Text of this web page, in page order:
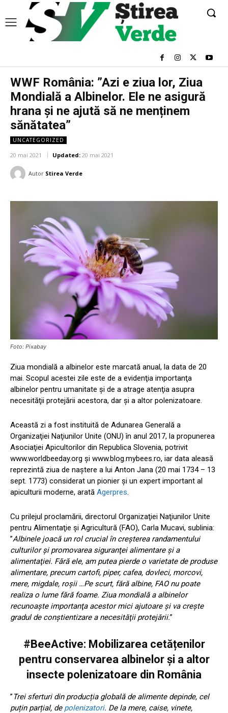
WWF România: ”Azi e ziua lor, Ziua
Mondială a Albinelor. Ele ne asigură
hrana și ne ajută să ne menținem
sănătatea”
UNCATEGORIZED
20 mai 2021 Updated: 20 mai 2021
Autor Stirea Verde
Foto: Pixabay
Ziua mondială a albinelor este marcată anual, la data de 20
mai. Scopul acestei zile este de a evidenţia importanţa
albinelor pentru umanitate şi de a atrage atenţia asupra
necesităţii protejării acestora, dar şi a altor polenizatoare.
Această zi a fost instituită de Adunarea Generală a
Organizaţiei Naţiunilor Unite (ONU) în anul 2017, la propunerea
Asociaţiei Apicultorilor din Republica Slovenia, potrivit
www.worldbeeday.org şi www.blog.mybees.ro, iar data aleasă
reprezintă ziua de naştere a lui Anton Jana (20 mai 1734 – 13
sept. 1773) considerat un pionier şi un expert important al
apiculturii moderne, arată Agerpres.
Cu prilejul proclamării, directorul Organizaţiei Naţiunilor Unite
pentru Alimentaţie şi Agricultură (FAO), Carla Mucavi, sublinia:
”Albinele joacă un rol crucial în creşterea randamentului
culturilor şi promovarea siguranţei alimentare şi a
alimentaţiei. Fără ele, am putea pierde o varietate de produse
alimentare, precum cartofi, piper, cafea, dovleci, morcovi,
mere, migdale, roşii …Pe scurt, fără albine, FAO nu poate
realiza o lume fără foame. Ziua mondială a albinelor
recunoaşte importanţa acestor mici ajutoare şi va creşte
gradul de conştientizare a necesităţii protejării.”
#BeeActive: Mobilizarea cetățenilor
pentru conservarea albinelor și a altor
insecte polenizatoare din România
”Trei sferturi din producția globală de alimente depinde, cel
puțin parțial, de polenizatori. De la mere, caise, vinete,